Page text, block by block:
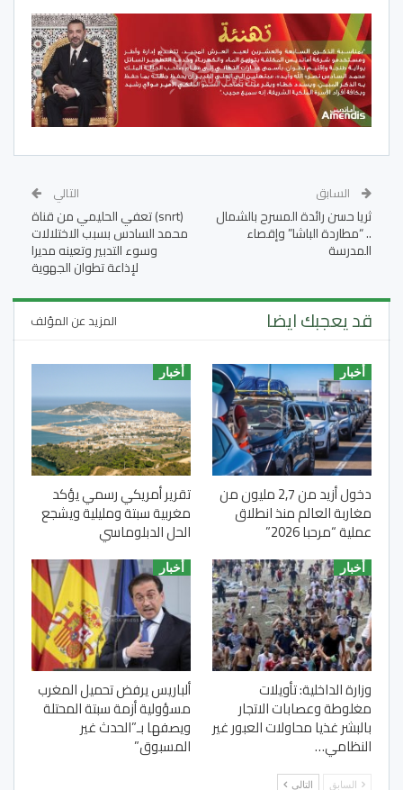
السابق
ثريا حسن رائدة المسرح بالشمال
.. “مطاردة الباشا” وإقصاء
المدرسة
التالي
(snrt) تعفي الحليمي من قناة
محمد السادس بسبب الاختلالات
وسوء التدبير وتعينه مديرا
لإذاعة تطوان الجهوية
قد يعجبك ايضا المزيد عن المؤلف
أخبار
دخول أزيد من 2,7 مليون من
مغاربة العالم منذ انطلاق
عملية “مرحبا 2026”
أخبار
تقرير أمريكي رسمي يؤكد
مغربية سبتة ومليلية ويشجع
الحل الدبلوماسي
أخبار
وزارة الداخلية: تأويلات
مغلوطة وعصابات الاتجار
بالبشر غذيا محاولات العبور غير
النظامي…
أخبار
ألباريس يرفض تحميل المغرب
مسؤولية أزمة سبتة المحتلة
ويصفها بـ”الحدث غير
المسبوق”
السابق التالي